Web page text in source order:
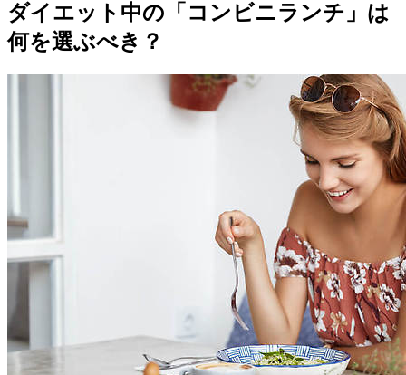
ダイエット中の「コンビニランチ」は
何を選ぶべき？